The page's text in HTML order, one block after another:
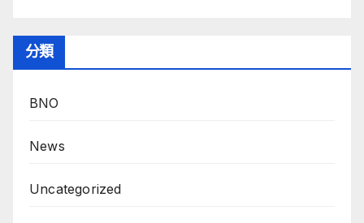
分類
BNO
News
Uncategorized